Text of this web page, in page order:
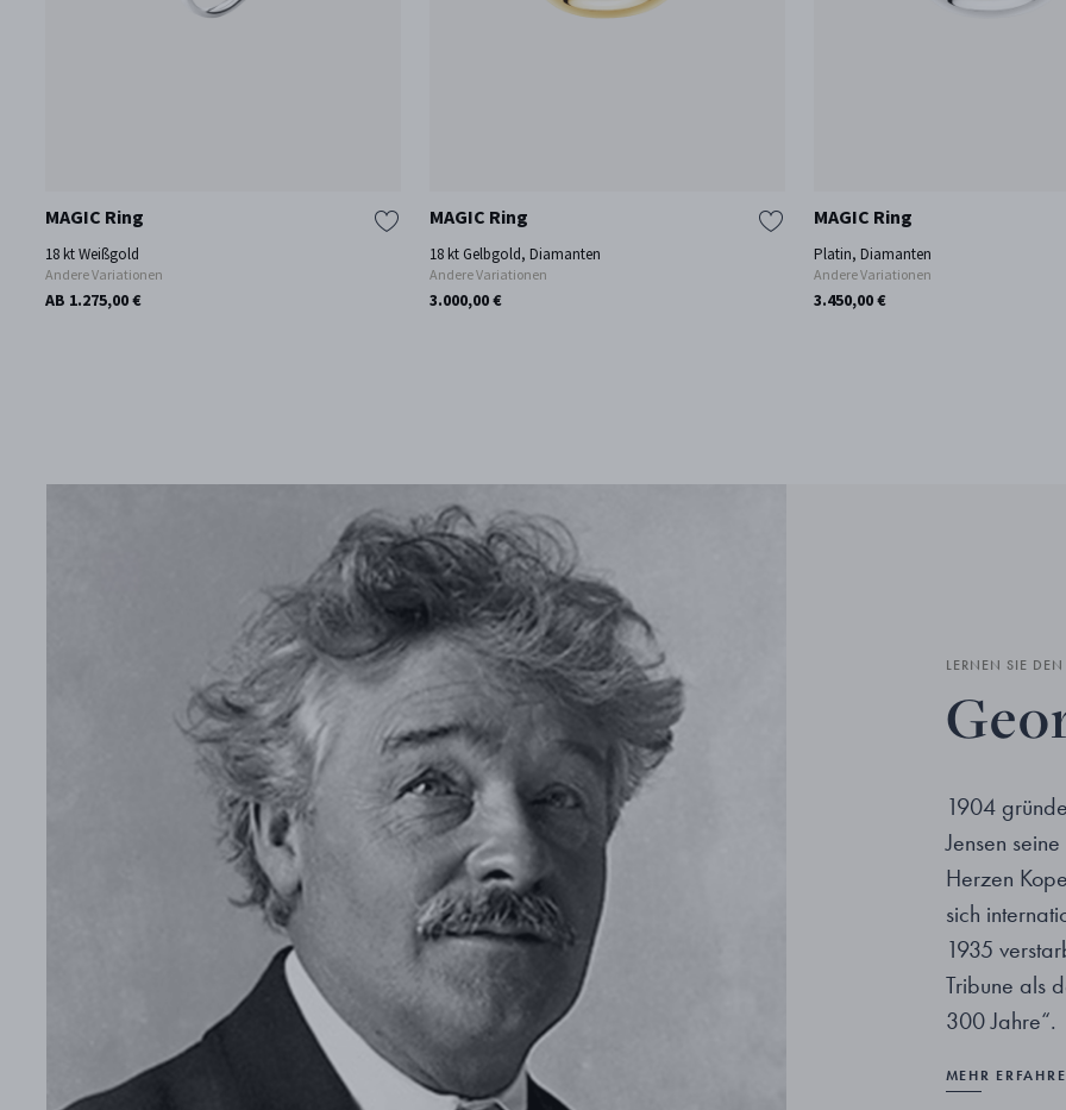
MAGIC Ring
18 kt Weißgold
Andere Variationen
AB 1.275,00 €
MAGIC Ring
18 kt Gelbgold, Diamanten
Andere Variationen
3.000,00 €
MAGIC Ring
Platin, Diamanten
Andere Variationen
3.450,00 €
LERNEN SIE
1904
Jensen
Herzen
sich
1935
Tribune als
300 Jahre“.
MEHR